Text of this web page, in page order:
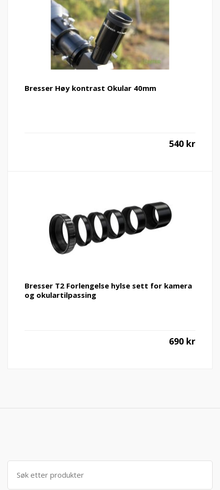
Bresser Høy kontrast Okular 40mm
540 kr
Bresser T2 Forlengelse hylse sett for kamera
og okulartilpassing
690 kr
Søk
etter: